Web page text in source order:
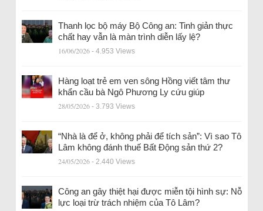
Thanh lọc bộ máy Bộ Công an: Tinh giản thực
chất hay vẫn là màn trình diễn lấy lệ?
16/06/2026 - 4.953 Views
Hàng loạt trẻ em ven sông Hồng viết tâm thư
khẩn cầu bà Ngô Phương Ly cứu giúp
28/05/2026 - 3.793 Views
“Nhà là để ở, không phải để tích sản”: Vì sao Tô
Lâm không đánh thuế Bất Động sản thứ 2?
24/05/2026 - 2.440 Views
Công an gây thiệt hại được miễn tội hình sự: Nỗ
lực loại trừ trách nhiệm của Tô Lâm?